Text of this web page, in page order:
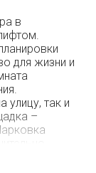
в
для жизни и
улицу, так и
–
можно